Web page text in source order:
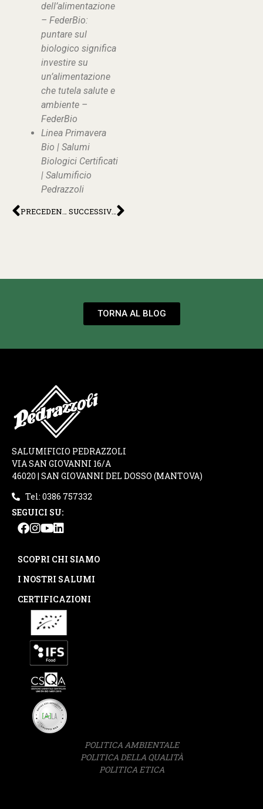
dell’alimentazione
– FederBio:
puntare sul
biologico significa
investire su
un’alimentazione
che tutela salute e
ambiente –
FederBio
Linea Primavera
Bio | Salumi
Biologici Certificati
| Salumificio
Pedrazzoli
SUCCESSIVO
TORNA AL BLOG
SALUMIFICIO PEDRAZZOLI
VIA SAN GIOVANNI 16/A
46020 | SAN GIOVANNI DEL DOSSO (MANTOVA)
Tel: 0386 757332
SEGUICI SU:
SCOPRI CHI SIAMO
I NOSTRI SALUMI
CERTIFICAZIONI
POLITICA AMBIENTALE
POLITICA DELLA QUALITÀ
POLITICA ETICA